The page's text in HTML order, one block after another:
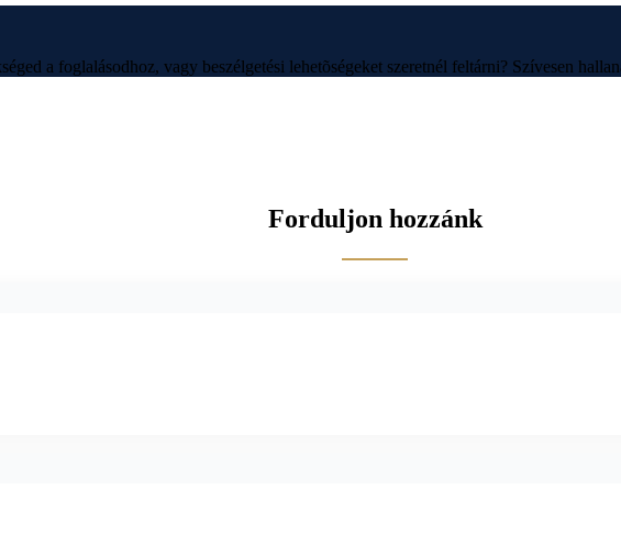
a foglalásodhoz, vagy beszélgetési lehetõségeket szeretnél feltárni? Szívesen
Forduljon hozzánk